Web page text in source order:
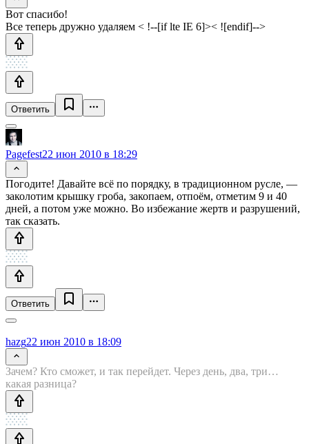
Вот спасибо!
Все теперь дружно удаляем < !--[if lte IE 6]>< ![endif]-->
Ответить
Pagefest22 июн 2010 в 18:29
Погодите! Давайте всё по порядку, в традиционном русле, —
заколотим крышку гроба, закопаем, отпоём, отметим 9 и 40
дней, а потом уже можно. Во избежание жертв и разрушений,
так сказать.
Ответить
hazg22 июн 2010 в 18:09
Зачем? Кто сможет, и так перейдет. Через день, два, три…
какая разница?